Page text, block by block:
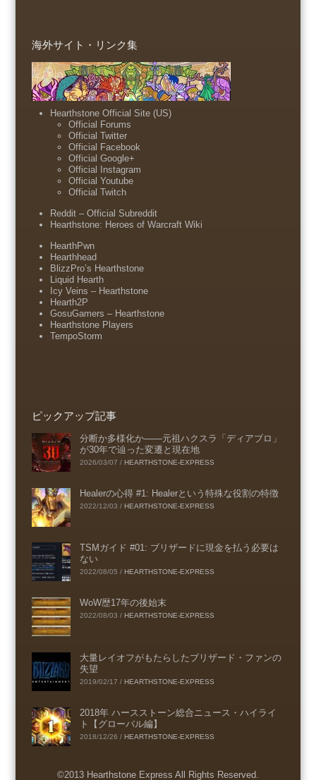
海外サイト・リンク集
Hearthstone Official Site (US)
Official Forums
Official Twitter
Official Facebook
Official Google+
Official Instagram
Official Youtube
Official Twitch
Reddit – Official Subreddit
Hearthstone: Heroes of Warcraft Wiki
HearthPwn
Hearthhead
BlizzPro’s Hearthstone
Liquid Hearth
Icy Veins – Hearthstone
Hearth2P
GosuGamers – Hearthstone
Hearthstone Players
TempoStorm
ピックアップ記事
分断か多様化か――元祖ハクスラ「ディアブロ」
が30年で辿った変遷と現在地
2026/03/07 / HEARTHSTONE-EXPRESS
Healerの心得 #1: Healerという特殊な役割の特徴
2022/12/03 / HEARTHSTONE-EXPRESS
TSMガイド #01: ブリザードに現金を払う必要は
ない
2022/08/05 / HEARTHSTONE-EXPRESS
WoW歴17年の後始末
2022/08/03 / HEARTHSTONE-EXPRESS
大量レイオフがもたらしたブリザード・ファンの
失望
2019/02/17 / HEARTHSTONE-EXPRESS
2018年 ハースストーン総合ニュース・ハイライ
ト【グローバル編】
2018/12/26 / HEARTHSTONE-EXPRESS
©2013 Hearthstone Express All Rights Reserved.